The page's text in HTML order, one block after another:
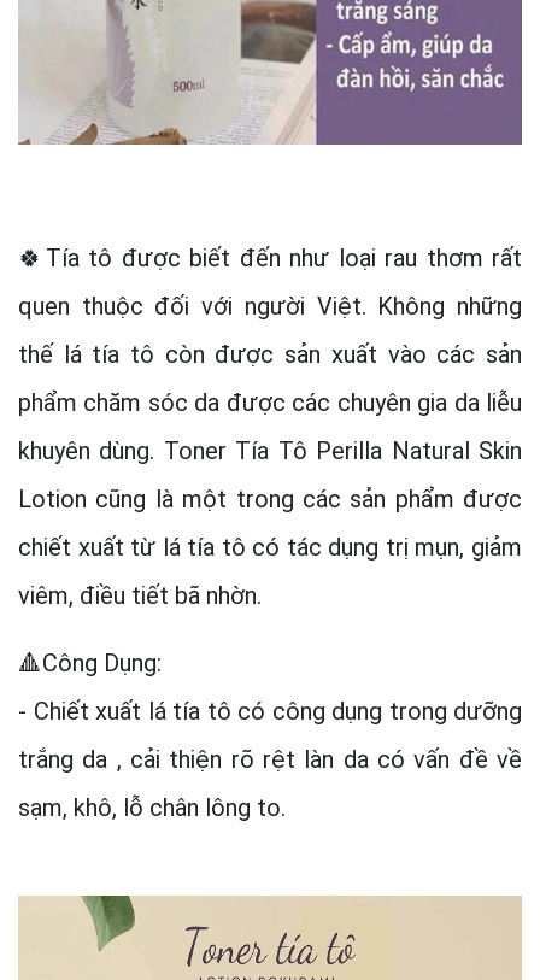
🍀Tía tô được biết đến như loại rau thơm rất
quen thuộc đối với người Việt. Không những
thế lá tía tô còn được sản xuất vào các sản
phẩm chăm sóc da được các chuyên gia da liễu
khuyên dùng. Toner Tía Tô Perilla Natural Skin
Lotion cũng là một trong các sản phẩm được
chiết xuất từ lá tía tô có tác dụng trị mụn, giảm
viêm, điều tiết bã nhờn.
🔺Công Dụng:
- Chiết xuất lá tía tô có công dụng trong dưỡng
trắng da , cải thiện rõ rệt làn da có vấn đề về
sạm, khô, lỗ chân lông to.